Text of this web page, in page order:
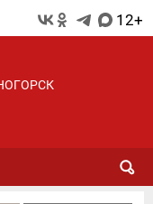
12+